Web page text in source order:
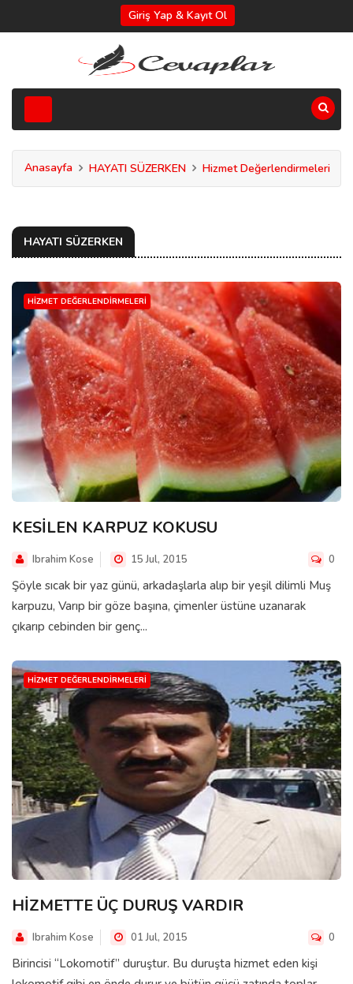
Giriş Yap & Kayıt Ol
Anasayfa HAYATI SÜZERKEN Hizmet Değerlendirmeleri
HAYATI SÜZERKEN
HIZMET DEĞERLENDIRMELERI
KESİLEN KARPUZ KOKUSU
Ibrahim Kose 15 Jul, 2015 0
Şöyle sıcak bir yaz günü, arkadaşlarla alıp bir yeşil dilimli Muş
karpuzu, Varıp bir göze başına, çimenler üstüne uzanarak
çıkarıp cebinden bir genç...
HIZMET DEĞERLENDIRMELERI
HİZMETTE ÜÇ DURUŞ VARDIR
Ibrahim Kose 01 Jul, 2015 0
Birincisi “Lokomotif” duruştur. Bu duruşta hizmet eden kişi